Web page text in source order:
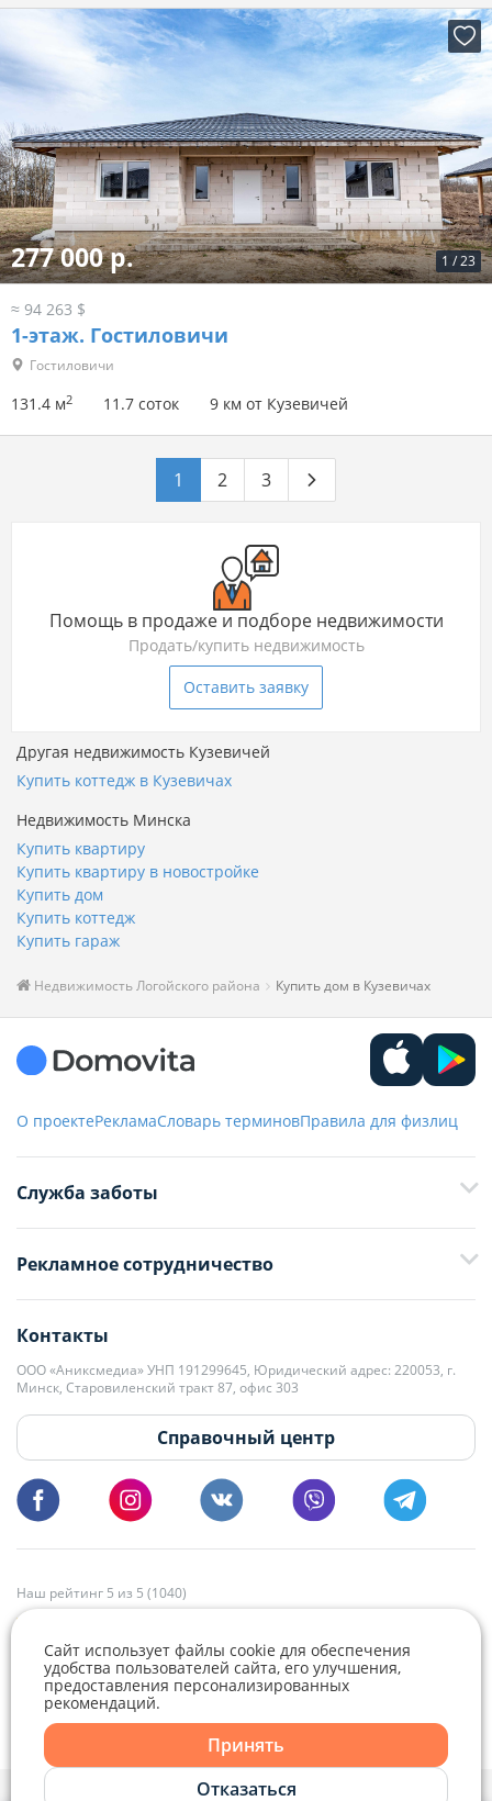
Telegram
1 /23
277 000 р.
≈ 94 263 $
1-этаж. Гостиловичи
Гостиловичи
131.4 м2 11.7 соток 9 км от Кузевичей
1 2 3
Помощь в продаже и подборе недвижимости
Продать/купить недвижимость
Оставить заявку
Другая недвижимость Кузевичей
Купить коттедж в Кузевичах
Недвижимость Минска
Купить квартиру
Купить квартиру в новостройке
Купить дом
Купить коттедж
Купить гараж
Недвижимость Логойского района Купить дом в Кузевичах
О проектеРекламаСловарь терминовПравила для физлиц
Служба заботы
+375 33 376-13-70
editor@domovita.by
Мы принимаем звонки и отвечаем на письма в будние дни с 9:00 до
18:00.
Рекламное сотрудничество
kb@domovita.by
+375 29 179-11-28 Владислав Гладченко
vg@domovita.by
Пишите и звоните нам в будние дни с 8:00 до 20:00.
Контакты
ООО «Аниксмедиа» УНП 191299645, Юридический адрес: 220053, г.
Минск, Старовиленский тракт 87, офис 303
Справочный центр
Наш рейтинг 5 из 5 (1040)
Политика конфиденциальности,
Сайт использует файлы cookie для обеспечения
удобства пользователей сайта, его улучшения,
предоставления персонализированных
рекомендаций.
Принять
Отказаться